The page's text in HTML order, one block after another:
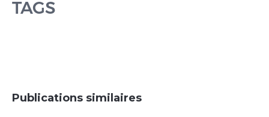
TAGS
Publications similaires